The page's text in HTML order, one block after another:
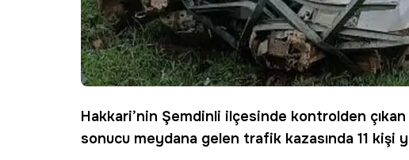
Hakkari’nin Şemdinli ilçesinde kontrolden
sonucu meydana gelen trafik kazasında 11 kişi